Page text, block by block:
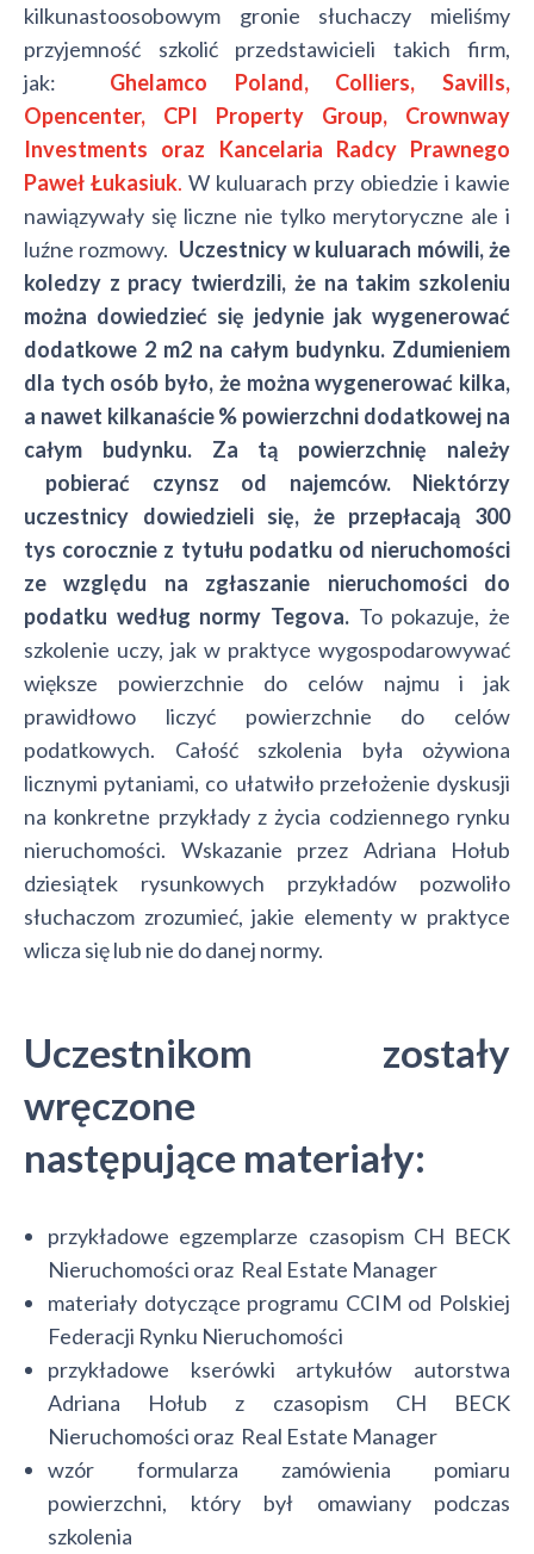
kilkunastoosobowym gronie słuchaczy mieliśmy
przyjemność szkolić przedstawicieli takich firm,
jak:
Ghelamco Poland, Colliers, Savills,
Opencenter, CPI Property Group, Crownway
Investments oraz Kancelaria Radcy Prawnego
Paweł Łukasiuk. W kuluarach przy obiedzie i kawie
nawiązywały się liczne nie tylko merytoryczne ale i
luźne rozmowy. Uczestnicy w kuluarach mówili, że
koledzy z pracy twierdzili, że na takim szkoleniu
można dowiedzieć się jedynie jak wygenerować
dodatkowe 2 m2 na całym budynku. Zdumieniem
dla tych osób było, że można wygenerować kilka,
a nawet kilkanaście % powierzchni dodatkowej na
całym budynku. Za tą powierzchnię należy
pobierać czynsz od najemców. Niektórzy
uczestnicy dowiedzieli się, że przepłacają 300
tys corocznie z tytułu podatku od nieruchomości
ze względu na zgłaszanie nieruchomości do
podatku według normy Tegova. To pokazuje, że
szkolenie uczy, jak w praktyce wygospodarowywać
większe powierzchnie do celów najmu i jak
prawidłowo liczyć powierzchnie do celów
podatkowych. Całość szkolenia była ożywiona
licznymi pytaniami, co ułatwiło przełożenie dyskusji
na konkretne przykłady z życia codziennego rynku
nieruchomości. Wskazanie przez Adriana Hołub
dziesiątek rysunkowych przykładów pozwoliło
słuchaczom zrozumieć, jakie elementy w praktyce
wlicza się lub nie do danej normy.
Uczestnikom zostały
wręczone
następujące materiały:
przykładowe egzemplarze czasopism CH BECK
Nieruchomości oraz Real Estate Manager
materiały dotyczące programu CCIM od Polskiej
Federacji Rynku Nieruchomości
przykładowe kserówki artykułów autorstwa
Adriana Hołub z czasopism CH BECK
Nieruchomości oraz Real Estate Manager
wzór formularza zamówienia pomiaru
powierzchni, który był omawiany podczas
szkolenia